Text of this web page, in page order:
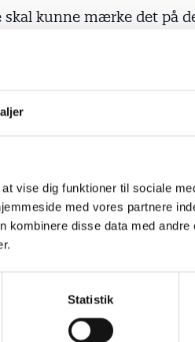
vise dig funktioner til sociale
med vores partnere
kombinere disse data med andre
Statistik
kunne mærke det på
udfoldelsesmuligheder
hvordan de
de selv viser
noget. Der er, hvad man